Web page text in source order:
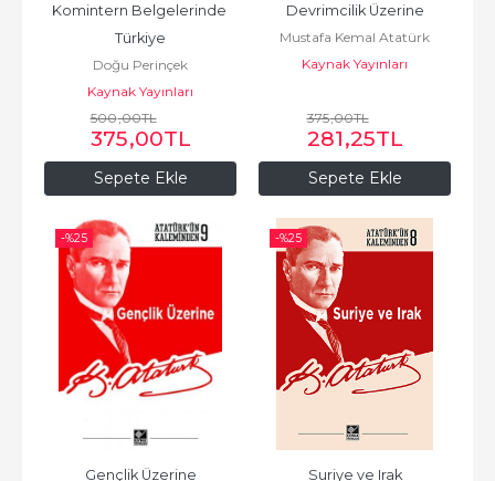
Sepete Ekle
Komintern Belgelerinde
Türkiye
Doğu Perinçek
Kaynak Yayınları
500,00TL
375,00TL
Sepete Ekle
Devrimcilik Üzerine
Mustafa Kemal Atatürk
Kaynak Yayınları
375,00TL
281,25TL
-%25
Gençlik Üzerine
-%25
Suriye ve Irak